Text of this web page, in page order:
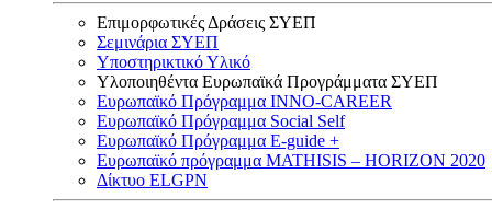
Επιμορφωτικές Δράσεις ΣΥΕΠ
Σεμινάρια ΣΥΕΠ
Υποστηρικτικό Υλικό
Υλοποιηθέντα Ευρωπαϊκά Προγράμματα ΣΥΕΠ
Ευρωπαϊκό Πρόγραμμα INNO-CAREER
Ευρωπαϊκό Πρόγραμμα Social Self
Ευρωπαϊκό Πρόγραμμα E-guide +
Ευρωπαϊκό πρόγραμμα MATHISIS – HORIZON 2020
Δίκτυο ELGPN